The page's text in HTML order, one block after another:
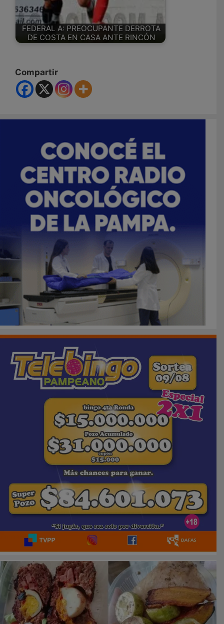
FEDERAL A: PREOCUPANTE DERROTA
DE COSTA EN CASA ANTE RINCÓN
Compartir